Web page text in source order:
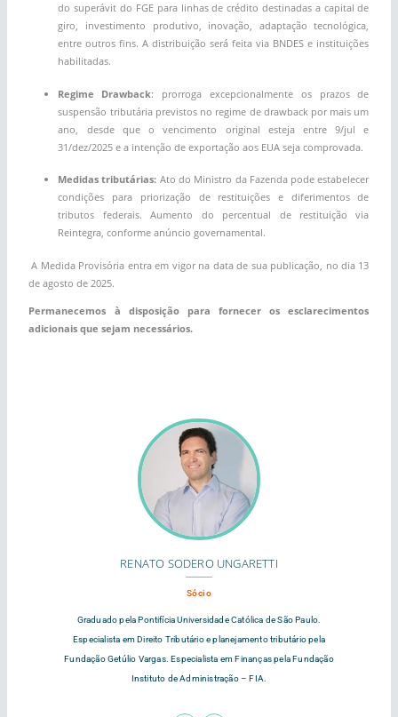
do superávit do FGE para linhas de crédito destinadas a capital de
giro, investimento produtivo, inovação, adaptação tecnológica,
entre outros fins. A distribuição será feita via BNDES e instituições
habilitadas.
Regime Drawback: prorroga excepcionalmente os prazos de
suspensão tributária previstos no regime de drawback por mais um
ano, desde que o vencimento original esteja entre 9/jul e
31/dez/2025 e a intenção de exportação aos EUA seja comprovada.
Medidas tributárias: Ato do Ministro da Fazenda pode estabelecer
condições para priorização de restituições e diferimentos de
tributos federais. Aumento do percentual de restituição via
Reintegra, conforme anúncio governamental.
A Medida Provisória entra em vigor na data de sua publicação, no dia 13
de agosto de 2025.
Permanecemos à disposição para fornecer os esclarecimentos
adicionais que sejam necessários.
RENATO SODERO UNGARETTI
Sócio
Graduado pela Pontifícia Universidade Católica de São Paulo.
Especialista em Direito Tributário e planejamento tributário pela
Fundação Getúlio Vargas. Especialista em Finanças pela Fundação
Instituto de Administração – FIA.